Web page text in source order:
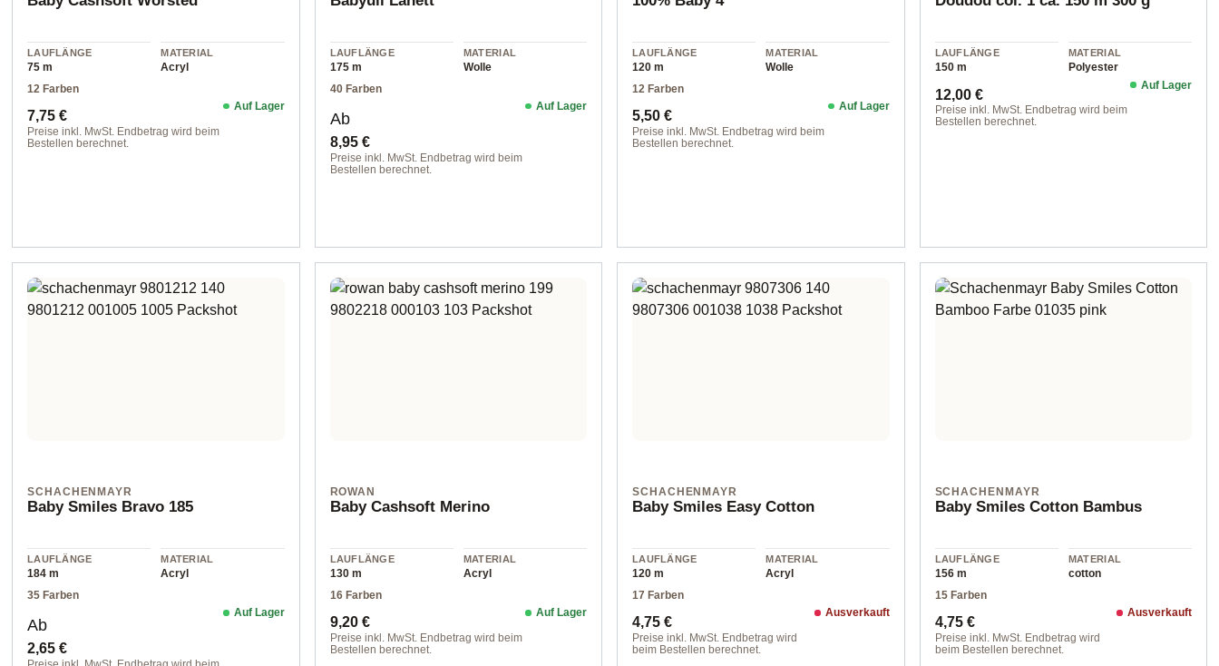
LAUFLÄNGE
75 m
MATERIAL
Acryl
12 Farben
Regulärer Preis:
7,75 €
Preise inkl. MwSt. Endbetrag wird beim
Bestellen berechnet.
Auf Lager
LAUFLÄNGE
175 m
MATERIAL
Wolle
40 Farben
Regulärer Preis:
Ab
8,95 €
Preise inkl. MwSt. Endbetrag wird beim
Bestellen berechnet.
Auf Lager
LAUFLÄNGE
120 m
MATERIAL
Wolle
12 Farben
Regulärer Preis:
5,50 €
Preise inkl. MwSt. Endbetrag wird beim
Bestellen berechnet.
Auf Lager
LAUFLÄNGE
150 m
MATERIAL
Polyester
Regulärer Preis:
12,00 €
Preise inkl. MwSt. Endbetrag wird beim
Bestellen berechnet.
Auf Lager
SCHACHENMAYR
Baby Smiles Bravo 185
LAUFLÄNGE
184 m
MATERIAL
Acryl
35 Farben
Regulärer Preis:
Ab
2,65 €
Auf Lager
ROWAN
Baby Cashsoft Merino
LAUFLÄNGE
130 m
MATERIAL
Acryl
16 Farben
Regulärer Preis:
9,20 €
Preise inkl. MwSt. Endbetrag wird beim
Bestellen berechnet.
Auf Lager
SCHACHENMAYR
Baby Smiles Easy Cotton
LAUFLÄNGE
120 m
MATERIAL
Acryl
17 Farben
Regulärer Preis:
4,75 €
Preise inkl. MwSt. Endbetrag wird
beim Bestellen berechnet.
Ausverkauft
SCHACHENMAYR
Baby Smiles Cotton Bambus
LAUFLÄNGE
156 m
MATERIAL
cotton
15 Farben
Regulärer Preis:
4,75 €
Preise inkl. MwSt. Endbetrag wird
beim Bestellen berechnet.
Ausverkauft